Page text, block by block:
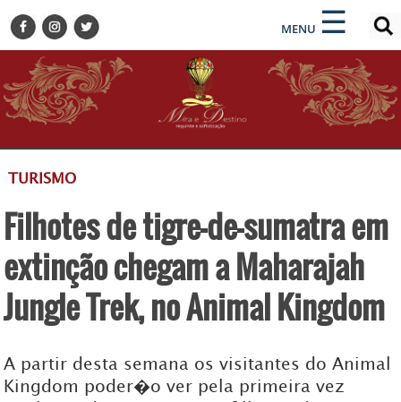
MENU ☰
×
BELEZA
BUSINESS E NEGÓCIOS
CULTURA
DESTINOS
GASTRONOMIA
HOTELARIA
MODA
PETS
TURISMO
ZILDA BRANDÃO
×
ENCONTRE SUA NOTÍCIA
TURISMO
Filhotes de tigre-de-sumatra em
extinção chegam a Maharajah
Jungle Trek, no Animal Kingdom
A partir desta semana os visitantes do Animal
Kingdom poder�o ver pela primeira vez